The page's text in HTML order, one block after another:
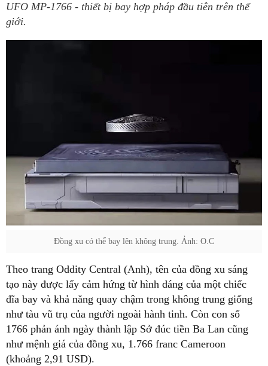
UFO MP-1766 - thiết bị bay hợp pháp đầu tiên trên thế
giới.
Đồng xu có thể bay lên không trung. Ảnh: O.C
Theo trang Oddity Central (Anh), tên của đồng xu sáng
tạo này được lấy cảm hứng từ hình dáng của một chiếc
đĩa bay và khả năng quay chậm trong không trung giống
như tàu vũ trụ của người ngoài hành tinh. Còn con số
1766 phản ánh ngày thành lập Sở đúc tiền Ba Lan cũng
như mệnh giá của đồng xu, 1.766 franc Cameroon
(khoảng 2,91 USD).